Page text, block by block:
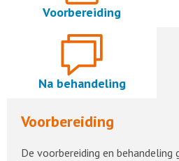
Voorbereiding
Na behandeling
Voorbereiding
De voorbereiding en behandeling